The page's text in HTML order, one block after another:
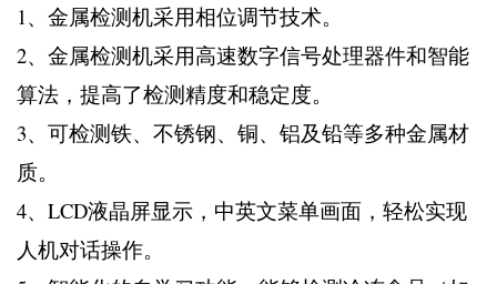
1、金属检测机采用相位调节技术。
2、金属检测机采用高速数字信号处理器件和智能
算法，提高了检测精度和稳定度。
3、可检测铁、不锈钢、铜、铝及铅等多种金属材
质。
4、LCD液晶屏显示，中英文菜单画面，轻松实现
人机对话操作。